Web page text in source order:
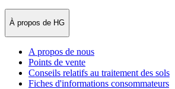
À propos de HG
A propos de nous
Points de vente
Conseils relatifs au traitement des sols
Fiches d'informations consommateurs